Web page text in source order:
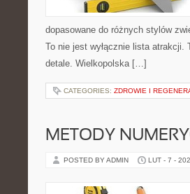
dopasowane do różnych stylów
To nie jest wyłącznie lista atrakcji.
detale. Wielkopolska […]
CATEGORIES: ZDROWIE I
METODY
POSTED BY ADMIN LUT - 7 -